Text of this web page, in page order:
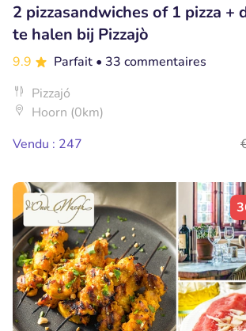
2 pizzasandwiches of 1 pizza +
te halen bij Pizzajò
9.9 Parfait • 33 commentaires
Pizzajó
Hoorn (0km)
Vendu : 247